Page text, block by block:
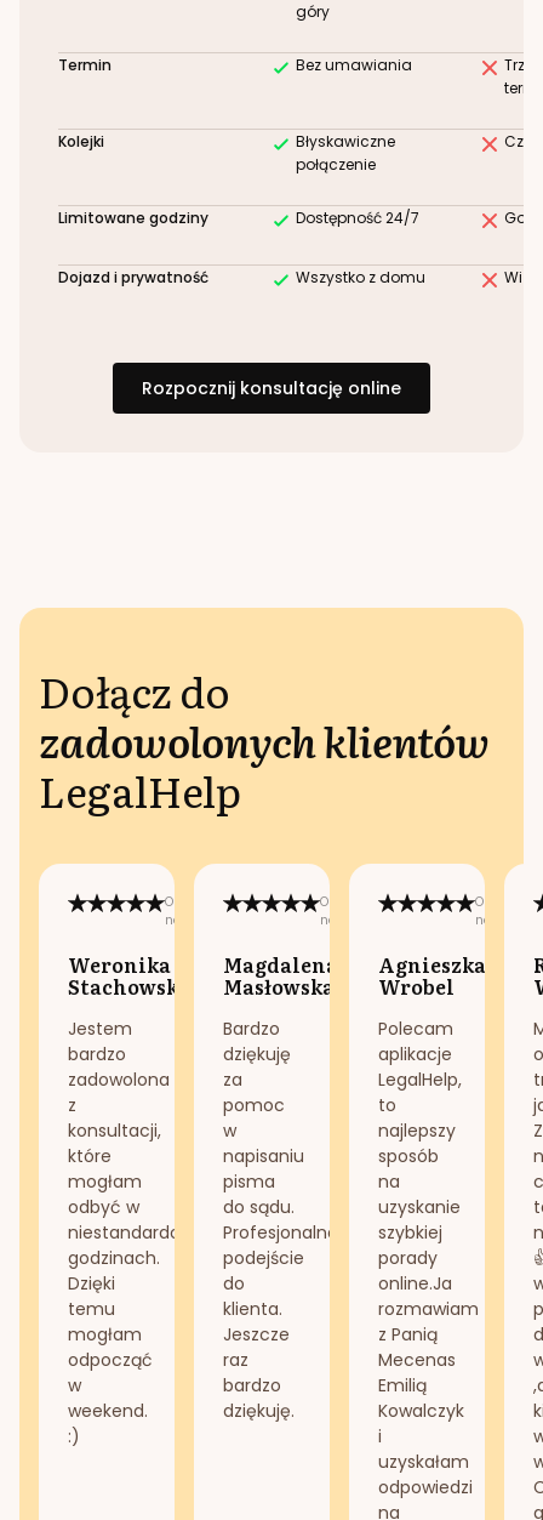
góry
Termin Bez umawiania
Kolejki
Błyskawiczne
połączenie
Limitowane godziny Dostępność 24/7
Dojazd i prywatność Wszystko z domu
Rozpocznij konsultację online
Dołącz do
zadowolonych klientów
LegalHelp
Opublikowano
na:
Weronika
Stachowska
Jestem
bardzo
zadowolona
z
konsultacji,
które
mogłam
odbyć w
niestandardowych
godzinach.
Dzięki
temu
mogłam
odpocząć
w
weekend.
:)
Opublikowano
na:
Magdalena
Masłowska
Bardzo
dziękuję
za
pomoc
w
napisaniu
pisma
do sądu.
Profesjonalne
podejście
do
klienta.
Jeszcze
raz
bardzo
dziękuję.
na:
Agnieszka
Wrobel
Polecam
aplikacje
LegalHelp,
to
najlepszy
sposób
na
uzyskanie
szybkiej
porady
online.Ja
rozmawiam
z Panią
Mecenas
Emilią
Kowalczyk
i
uzyskałam
odpowiedzi
na